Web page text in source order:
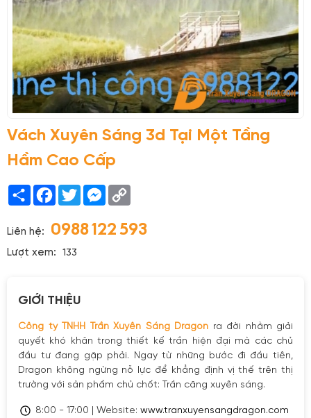
Vách Xuyên Sáng 3d Tại Một Tầng
Hầm Cao Cấp
Share Facebook
TwitterMessenger
Liên hệ: 0988 122 593
Lượt xem: 133
GIỚI THIỆU
Công ty TNHH Trần Xuyên Sáng Dragon ra đời nhằm giải
quyết khó khăn trong thiết kế trần hiện đại mà các chủ
đầu tư đang gặp phải. Ngay từ những bước đi đầu tiên,
Dragon không ngừng nỗ lực để khẳng định vị thế trên thị
trường với sản phẩm chủ chốt: Trần căng xuyên sáng.
8:00 - 17:00 | Website: www.tranxuyensangdragon.com